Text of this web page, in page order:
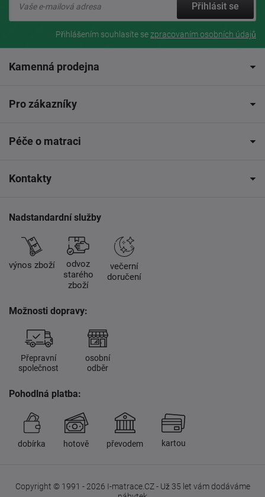
Přihlásit se
Přihlášením souhlasíte sezpracovaním osobních údajů
Kamenná prodejna
Pro zákazníky
Péče o matraci
Kontakty
Nadstandardní služby
výnos zboží
odvoz
starého
zboží
večerní
doručení
Možnosti dopravy:
Přepravní
společnost
osobní
odběr
Pohodlná platba:
dobírka hotově převodem kartou
Copyright © 1991 - 2026 I-matrace.CZ - Už 35 let vám dodáváme